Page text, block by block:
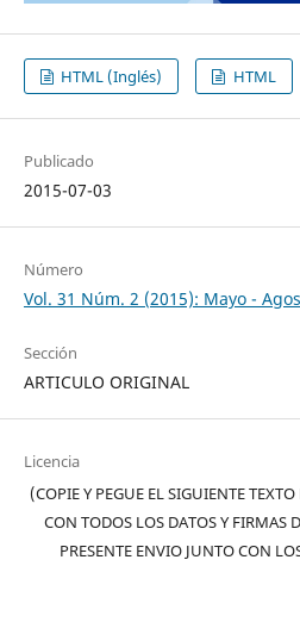
HTML (Inglés) HTML
Publicado
2015-07-03
Número
Vol. 31 Núm. 2 (2015): Mayo -
Sección
ARTICULO ORIGINAL
Licencia
(COPIE Y PEGUE EL SIGUIENTE
CON TODOS LOS DATOS Y FIRMAS
PRESENTE ENVIO JUNTO CON